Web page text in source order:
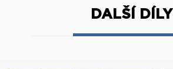
DALŠÍ DÍLY